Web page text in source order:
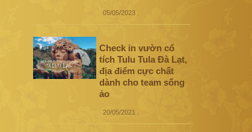
05/05/2023.
Check in vườn cổ
tích Tulu Tula Đà Lạt,
địa điểm cực chất
dành cho team sống
ảo
20/05/2021